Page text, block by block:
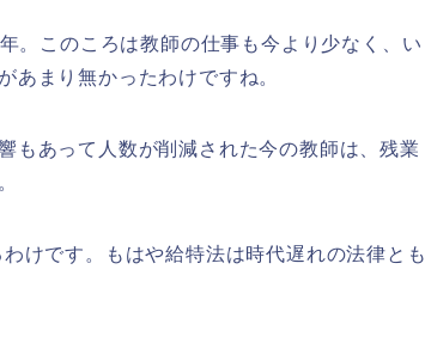
。このころは教師の仕事も今より少なく、い
あまり無かったわけですね。
もあって人数が削減された今の教師は、残業
けです。もはや給特法は時代遅れの法律とも